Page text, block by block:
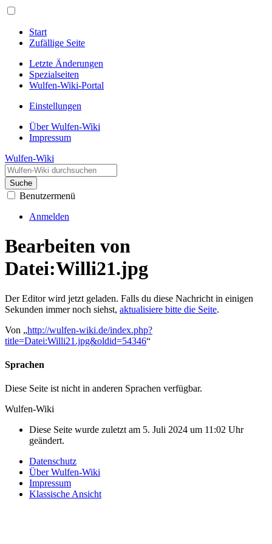
Start
Zufällige Seite
Letzte Änderungen
Spezialseiten
Wulfen-Wiki-Portal
Einstellungen
Über Wulfen-Wiki
Impressum
Wulfen-Wiki
Suche
Benutzermenü
Anmelden
Bearbeiten von
Datei:Willi21.jpg
Der Editor wird jetzt geladen. Falls du diese Nachricht in einigen
Sekunden immer noch siehst, aktualisiere bitte die Seite.
Von „http://wulfen-wiki.de/index.php?
title=Datei:Willi21.jpg&oldid=54346“
Sprachen
Diese Seite ist nicht in anderen Sprachen verfügbar.
Wulfen-Wiki
Diese Seite wurde zuletzt am 5. Juli 2024 um 11:02 Uhr
geändert.
Datenschutz
Über Wulfen-Wiki
Impressum
Klassische Ansicht